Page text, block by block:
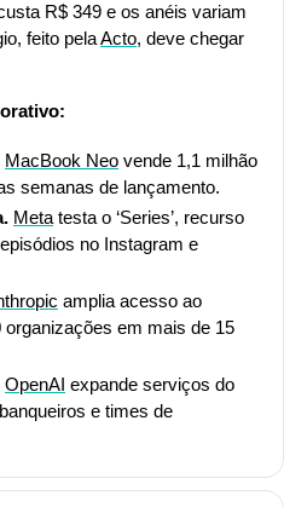
R$ 349 e os anéis variam
feito pela Acto, deve chegar
MacBook Neo vende 1,1 milhão
semanas de lançamento.
Meta testa o ‘Series’, recurso
no Instagram e
amplia acesso ao
em mais de 15
OpenAI expande serviços do
e times de